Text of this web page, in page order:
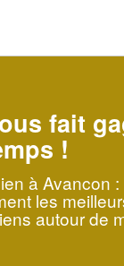
fait
!
à Avancon
les
autour de